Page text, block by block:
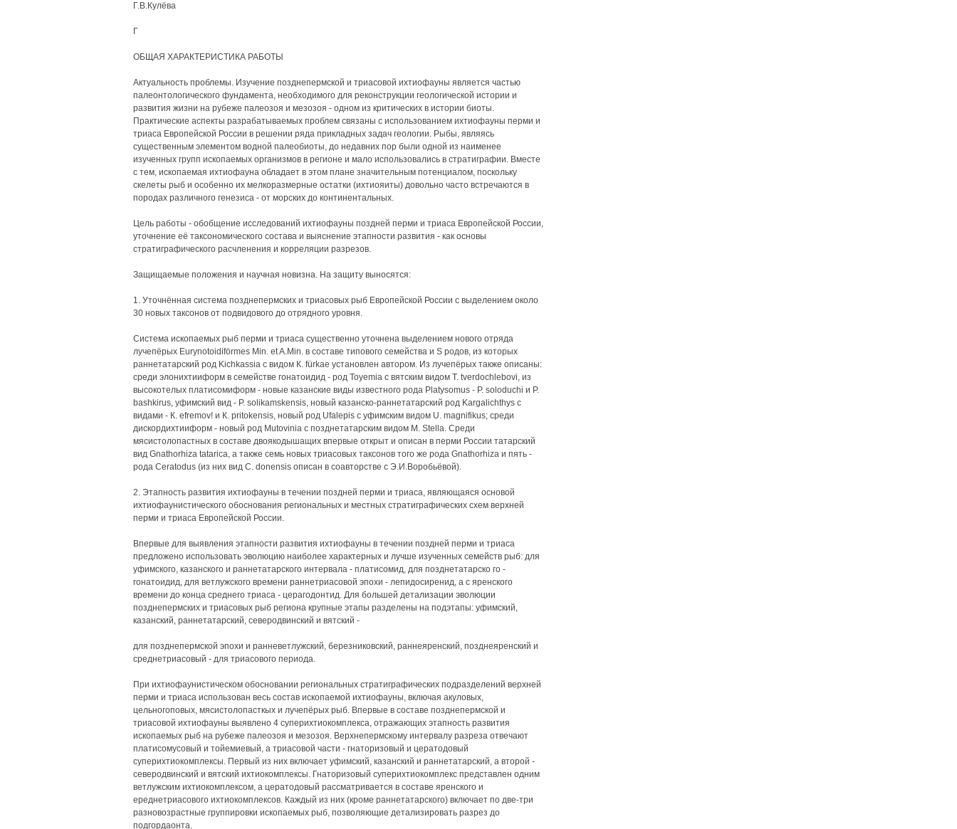
Г.В.Кулёва
Г
ОБЩАЯ ХАРАКТЕРИСТИКА РАБОТЫ
Актуальность проблемы. Изучение позднепермской и триасовой ихтиофауны является частью
палеонтологического фундамента, необходимого для реконструкции геологической истории и
развития жизни на рубеже палеозоя и мезозоя - одном из критических в истории биоты.
Практические аспекты разрабатываемых проблем связаны с использованием ихтиофауны перми и
триаса Европейской России в решении ряда прикладных задач геологии. Рыбы, являясь
существенным элементом водной палеобиоты, до недавних пор были одной из наименее
изученных групп ископаемых организмов в регионе и мало использовались в стратиграфии. Вместе
с тем, ископаемая ихтиофауна обладает в этом плане значительным потенциалом, поскольку
скелеты рыб и особенно их мелкоразмерные остатки (ихтиояиты) довольно часто встречаются в
породах различного генезиса - от морских до континентальных.
Цель работы - обобщение исследований ихтиофауны поздней перми и триаса Европейской России,
уточнение её таксономического состава и выяснение этапности развития - как основы
стратиграфического расчленения и корреляции разрезов.
Защищаемые положения и научная новизна. На защиту выносятся:
1. Уточнённая система позднепермских и триасовых рыб Европейской России с выделением около
30 новых таксонов от подвидового до отрядного уровня.
Система ископаемых рыб перми и триаса существенно уточнена выделением нового отряда
лучепёрых Eurynotoidiförmes Min. et A.Min. в составе типового семейства и S родов, из которых
раннетатарский род Kichkassia с видом К. fürkae установлен автором. Из лучепёрых также описаны:
среди элонихтииформ в семействе гонатоидид - род Toyemia с вятским видом Т. tverdochlebovi, из
высокотелых платисомиформ - новые казанские виды известного рода Platysomus - Р. soloduchi и Р.
bashkirus, уфимский вид - Р. solikamskensis, новый казанско-раннетатарский род Kargalichthys с
видами - К. efremov! и К. pritokensis, новый род Ufalepis с уфимским видом U. magnifikus; среди
дискордихтииформ - новый род Mutovinia с позднетатарским видом М. Stella. Среди
мясистолопастных в составе двоякодышащих впервые открыт и описан в перми России татарский
вид Gnathorhiza tatarica, а также семь новых триасовых таксонов того же рода Gnathorhiza и пять -
рода Ceratodus (из них вид С. donensis описан в соавторстве с Э.И.Воробьёвой).
2. Этапность развития ихтиофауны в течении поздней перми и триаса, являющаяся основой
ихтиофаунистического обоснования региональных и местных стратиграфических схем верхней
перми и триаса Европейской России.
Впервые для выявления этапности развития ихтиофауны в течении поздней перми и триаса
предложено использовать эволюцию наиболее характерных и лучше изученных семейств рыб: для
уфимского, казанского и раннетатарского интервала - платисомид, для позднетатарско го -
гонатоидид, для ветлужского времени раннетриасовой эпохи - лепидосиренид, а с яренского
времени до конца среднего триаса - церагодонтид. Для большей детализации эволюции
позднепермских и триасовых рыб региона крупные этапы разделены на подэтапы: уфимский,
казанский, раннетатарский, северодвинский и вятский -
для позднепермской эпохи и ранневетлужский, березниковский, раннеяренский, позднеяренский и
среднетриасовый - для триасового периода.
При ихтиофаунистическом обосновании региональных стратиграфических подразделений верхней
перми и триаса использован весь состав ископаемой ихтиофауны, включая акуловых,
цельногоповых, мясистолопасткых и лучепёрых рыб. Впервые в составе позднепермской и
триасовой ихтиофауны выявлено 4 суперихтиокомплекса, отражающих этапность развития
ископаемых рыб на рубеже палеозоя и мезозоя. Верхнепермскому интервалу разреза отвечают
платисомусовый и тойемиевый, а триасовой части - гнаторизовый и цератодовый
суперихтиокомплексы. Первый из них включает уфимский, казанский и раннетатарский, а второй -
северодвинский и вятский ихтиокомплексы. Гнаторизовый суперихтиокомплекс представлен одним
ветлужским ихтиокомплексом, а цератодовый рассматривается в составе яренского и
ереднетриасового ихтиокомплексов. Каждый из них (кроме раннетатарского) включает по две-три
разновозрастные группировки ископаемых рыб, позволяющие детализировать разрез до
подгордаонта.